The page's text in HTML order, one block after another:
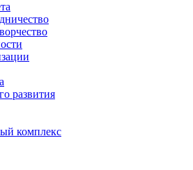
развития
комплекс